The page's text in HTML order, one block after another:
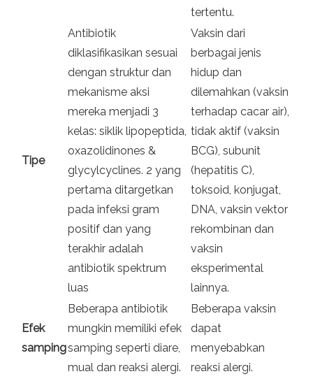
tertentu.
Tipe
Antibiotik
diklasifikasikan sesuai
dengan struktur dan
mekanisme aksi
mereka menjadi 3
kelas: siklik lipopeptida,
oxazolidinones &
glycylcyclines. 2 yang
pertama ditargetkan
pada infeksi gram
positif dan yang
terakhir adalah
antibiotik spektrum
luas
Vaksin dari
berbagai jenis
hidup dan
dilemahkan (vaksin
terhadap cacar air),
tidak aktif (vaksin
BCG), subunit
(hepatitis C),
toksoid, konjugat,
DNA, vaksin vektor
rekombinan dan
vaksin
eksperimental
lainnya.
Efek
samping
Beberapa antibiotik
mungkin memiliki efek
samping seperti diare,
mual dan reaksi alergi.
Beberapa vaksin
dapat
menyebabkan
reaksi alergi.